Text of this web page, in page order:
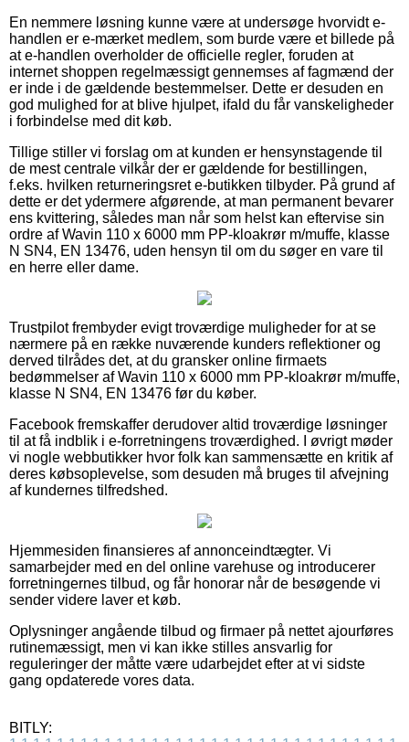
En nemmere løsning kunne være at undersøge hvorvidt e-
handlen er e-mærket medlem, som burde være et billede på
at e-handlen overholder de officielle regler, foruden at
internet shoppen regelmæssigt gennemses af fagmænd der
er inde i de gældende bestemmelser. Dette er desuden en
god mulighed for at blive hjulpet, ifald du får vanskeligheder
i forbindelse med dit køb.
Tillige stiller vi forslag om at kunden er hensynstagende til
de mest centrale vilkår der er gældende for bestillingen,
f.eks. hvilken returneringsret e-butikken tilbyder. På grund af
dette er det ydermere afgørende, at man permanent bevarer
ens kvittering, således man når som helst kan eftervise sin
ordre af Wavin 110 x 6000 mm PP-kloakrør m/muffe, klasse
N SN4, EN 13476, uden hensyn til om du søger en vare til
en herre eller dame.
Trustpilot frembyder evigt troværdige muligheder for at se
nærmere på en række nuværende kunders reflektioner og
derved tilrådes det, at du gransker online firmaets
bedømmelser af Wavin 110 x 6000 mm PP-kloakrør m/muffe,
klasse N SN4, EN 13476 før du køber.
Facebook fremskaffer derudover altid troværdige løsninger
til at få indblik i e-forretningens troværdighed. I øvrigt møder
vi nogle webbutikker hvor folk kan sammensætte en kritik af
deres købsoplevelse, som desuden må bruges til afvejning
af kundernes tilfredshed.
Hjemmesiden finansieres af annonceindtægter. Vi
samarbejder med en del online varehuse og introducerer
forretningernes tilbud, og får honorar når de besøgende vi
sender videre laver et køb.
Oplysninger angående tilbud og firmaer på nettet ajourføres
rutinemæssigt, men vi kan ikke stilles ansvarlig for
reguleringer der måtte være udarbejdet efter at vi sidste
gang opdaterede vores data.
BITLY: